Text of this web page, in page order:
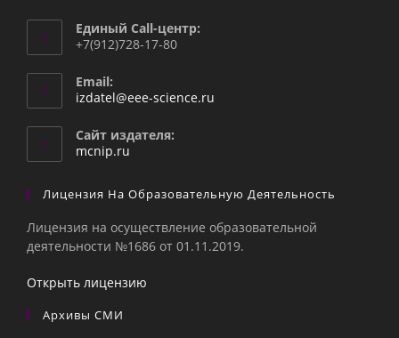
Единый Call-центр:
+7(912)728-17-80
Email:
izdatel@eee-science.ru
Сайт издателя:
mcnip.ru
Лицензия На Образовательную Деятельность
Лицензия на осуществление образовательной
деятельности №1686 от 01.11.2019.
Открыть лицензию
Архивы СМИ